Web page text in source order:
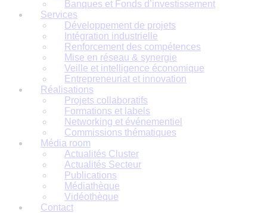
Banques et Fonds d’investissement
Services
Développement de projets
Intégration industrielle
Renforcement des compétences
Mise en réseau & synergie
Veille et intelligence économique
Entrepreneuriat et innovation
Réalisations
Projets collaboratifs
Formations et labels
Networking et événementiel
Commissions thématiques
Média room
Actualités Cluster
Actualités Secteur
Publications
Médiathèque
Vidéothèque
Contact